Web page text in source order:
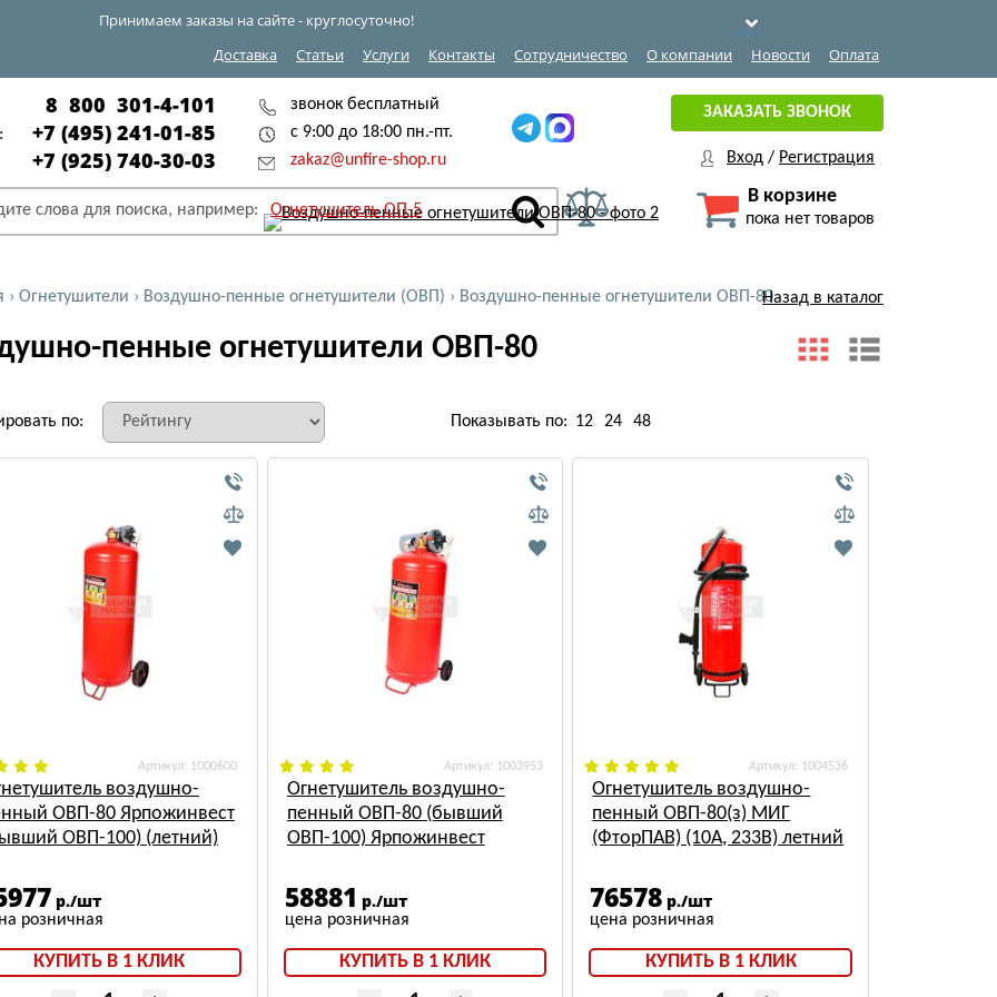
Принимаем заказы на сайте - круглосуточно!
Доставка
Статьи Услуги Контакты Сотрудничество О компании Новости Оплата
8 800 301-4-101
+7 (495) 241-01-85
+7 (925) 740-30-03
звонок бесплатный
с 9:00 до 18:00 пн.-пт.
zakaz@unfire-shop.ru
слова для поиска, например: Огнетушитель ОП-5
ЗАКАЗАТЬ ЗВОНОК
Вход / Регистрация
В корзине
пока нет товаров
› Огнетушители › Воздушно-пенные огнетушители (ОВП) › Воздушно-пенные огнетушители ОВП-80
пенные огнетушители ОВП-80
Назад в каталог
по: Показывать по: 12 24 48
: 1000600
воздушно-
ОВП-80 Ярпожинвест
ОВП-100) (летний)
р./шт
КУПИТЬ В 1 КЛИК
: 1003953
Огнетушитель воздушно-
пенный ОВП-80 (бывший
ОВП-100) Ярпожинвест
58881 р./шт
КУПИТЬ В 1 КЛИК
: 1004536
Огнетушитель воздушно-
пенный ОВП-80(з) МИГ
(ФторПАВ) (10А, 233В) летний
76578 р./шт
КУПИТЬ В 1 КЛИК